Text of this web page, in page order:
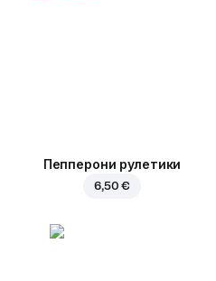
Пепперони рулетики
6,50 €